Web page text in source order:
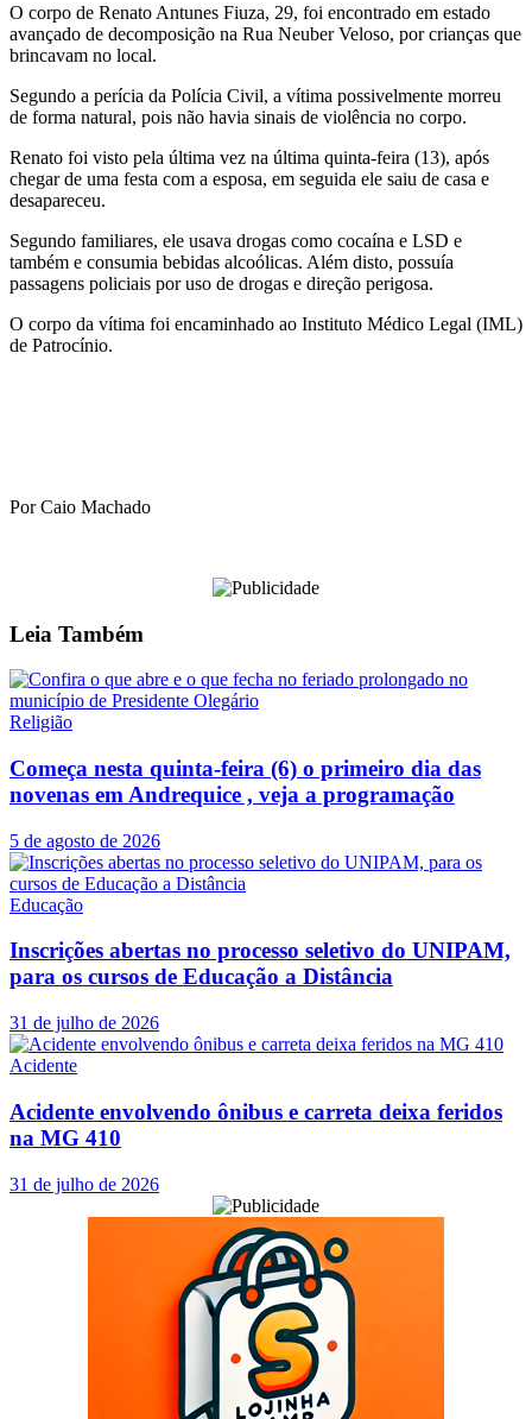
O corpo de Renato Antunes Fiuza, 29, foi encontrado em estado
avançado de decomposição na Rua Neuber Veloso, por crianças que
brincavam no local.
Segundo a perícia da Polícia Civil, a vítima possivelmente morreu
de forma natural, pois não havia sinais de violência no corpo.
Renato foi visto pela última vez na última quinta-feira (13), após
chegar de uma festa com a esposa, em seguida ele saiu de casa e
desapareceu.
Segundo familiares, ele usava drogas como cocaína e LSD e
também e consumia bebidas alcoólicas. Além disto, possuía
passagens policiais por uso de drogas e direção perigosa.
O corpo da vítima foi encaminhado ao Instituto Médico Legal (IML)
de Patrocínio.
Por Caio Machado
Leia Também
Religião
Começa nesta quinta-feira (6) o primeiro dia das
novenas em Andrequice , veja a programação
5 de agosto de 2026
Educação
Inscrições abertas no processo seletivo do UNIPAM,
para os cursos de Educação a Distância
31 de julho de 2026
Acidente
Acidente envolvendo ônibus e carreta deixa feridos
na MG 410
31 de julho de 2026